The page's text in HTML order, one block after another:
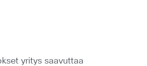
yritys saavuttaa